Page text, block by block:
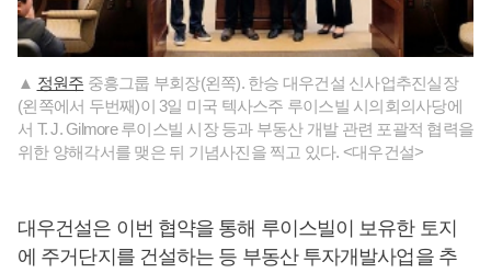
▲ 정원주 중흥그룹 부회장(왼쪽). 한승 대우건설 신사업추진실장
(왼쪽에서 두번째)이 3일 미국 텍사스주 루이스빌 시의회의사당에
서 T. J. Gilmore 루이스빌 시장 등과 부동산 개발 관련 포괄적 협력을
위한 양해각서를 맺은 뒤 기념사진을 찍고 있다. <대우건설>
대우건설은 이번 협약을 통해 루이스빌이 보유한 토지
에 주거단지를 건설하는 등 부동산 투자개발사업을 추